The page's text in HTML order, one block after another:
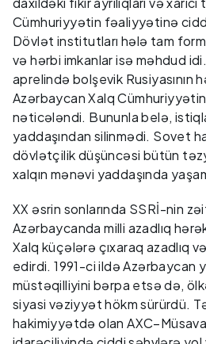
Cümhuriyyətin fəaliyyətinə
Dövlət institutları hələ tam
və hərbi imkanlar isə məhdud
aprelində bolşevik Rusiyasının
Azərbaycan Xalq
nəticələndi. Bununla belə,
yaddaşından silinmədi. Sovet
dövlətçilik düşüncəsi bütün
xalqın mənəvi yaddaşında
XX əsrin sonlarında SSRİ-nin
Azərbaycanda milli azadlıq
Xalq küçələrə çıxaraq azadlıq
edirdi. 1991-ci ildə Azərbaycan
müstəqilliyini bərpa etsə də,
siyasi vəziyyət hökm sürürdü.
hakimiyyətdə olan